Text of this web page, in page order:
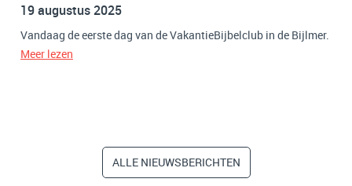
19 augustus 2025
Vandaag de eerste dag van de VakantieBijbelclub in de Bijlmer.
Meer lezen
ALLE NIEUWSBERICHTEN